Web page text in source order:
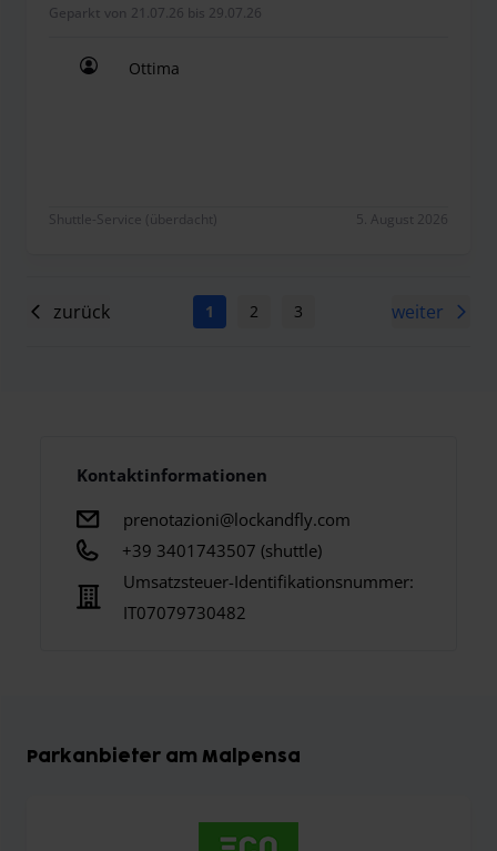
Geparkt von 21.07.26 bis 29.07.26
Ottima
Shuttle-Service (überdacht) 5. August 2026
zurück 1 2 3 6
weiter
Kontaktinformationen
prenotazioni@lockandfly.com
+39 3401743507 (shuttle)
Umsatzsteuer-Identifikationsnummer:
IT07079730482
Parkanbieter am Malpensa